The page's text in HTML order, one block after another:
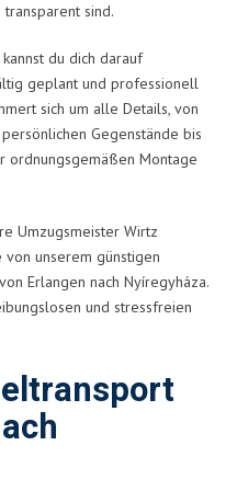
sind.
du dich darauf
geplant und professionell
sich um alle Details, von
Gegenstände bis
ordnungsgemäßen Montage
Umzugsmeister Wirtz
unserem günstigen
Erlangen nach Nyíregyháza.
und stressfreien